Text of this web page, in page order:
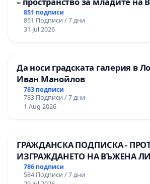
851 подписи
851 Подписи / 7 дни
31 Jul 2026
Да носи градската галерия в
Иван Манойлов
783 подписи
783 Подписи / 7 дни
1 Aug 2026
ГРАЖДАНСКА ПОДПИСКА -
ИЗГРАЖДАНЕТО НА ВЪЖЕНА
НА ТЕРИТОРИЯТА НА ПРИРОДНА
ЗАБЕЛЕЖИТЕЛНОСТ „ХЪЛМ НА
786 подписи
584 Подписи / 7 дни